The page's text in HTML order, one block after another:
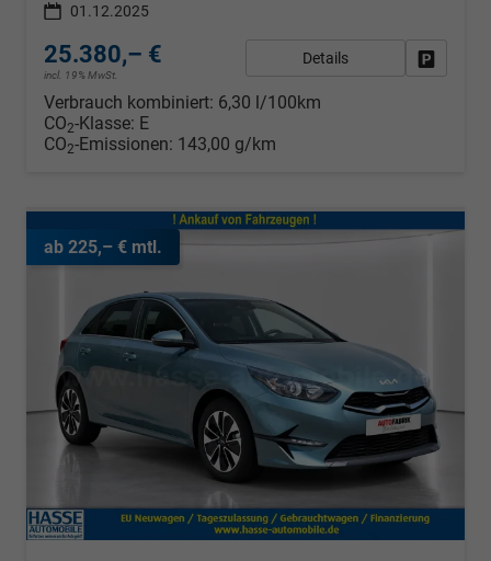
01.12.2025
25.380,– €
incl. 19% MwSt.
Details
Verbrauch kombiniert: 6,30 l/100km
CO2-Klasse: E
CO2-Emissionen: 143,00 g/km
ab 225,– € mtl.